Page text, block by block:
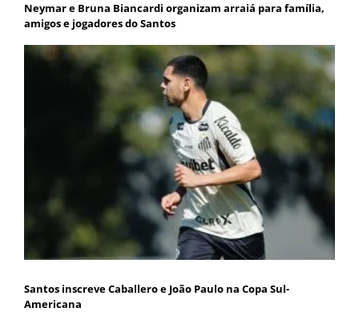
Neymar e Bruna Biancardi organizam arraiá para família,
amigos e jogadores do Santos
Santos inscreve Caballero e João Paulo na Copa Sul-
Americana